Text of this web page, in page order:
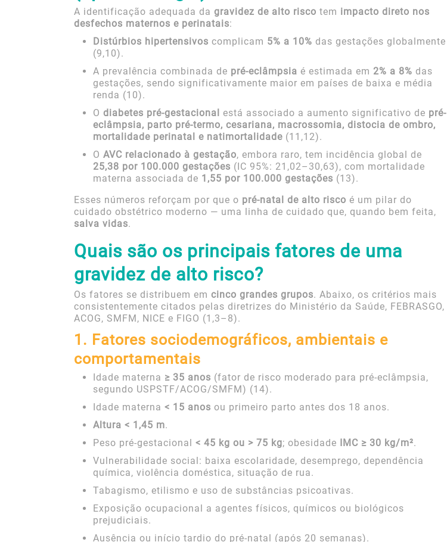
A identificação adequada da gravidez de alto risco tem impacto direto nos
desfechos maternos e perinatais:
Distúrbios hipertensivos complicam 5% a 10% das gestações globalmente
(9,10).
A prevalência combinada de pré-eclâmpsia é estimada em 2% a 8% das
gestações, sendo significativamente maior em países de baixa e média
renda (10).
O diabetes pré-gestacional está associado a aumento significativo de pré-
eclâmpsia, parto pré-termo, cesariana, macrossomia, distocia de ombro,
mortalidade perinatal e natimortalidade (11,12).
O AVC relacionado à gestação, embora raro, tem incidência global de
25,38 por 100.000 gestações (IC 95%: 21,02–30,63), com mortalidade
materna associada de 1,55 por 100.000 gestações (13).
Esses números reforçam por que o pré-natal de alto risco é um pilar do
cuidado obstétrico moderno — uma linha de cuidado que, quando bem feita,
salva vidas.
Quais são os principais fatores de uma
gravidez de alto risco?
Os fatores se distribuem em cinco grandes grupos. Abaixo, os critérios mais
consistentemente citados pelas diretrizes do Ministério da Saúde, FEBRASGO,
ACOG, SMFM, NICE e FIGO (1,3–8).
1. Fatores sociodemográficos, ambientais e
comportamentais
Idade materna ≥ 35 anos (fator de risco moderado para pré-eclâmpsia,
segundo USPSTF/ACOG/SMFM) (14).
Idade materna < 15 anos ou primeiro parto antes dos 18 anos.
Altura < 1,45 m.
Peso pré-gestacional < 45 kg ou > 75 kg; obesidade IMC ≥ 30 kg/m².
Vulnerabilidade social: baixa escolaridade, desemprego, dependência
química, violência doméstica, situação de rua.
Tabagismo, etilismo e uso de substâncias psicoativas.
Exposição ocupacional a agentes físicos, químicos ou biológicos
prejudiciais.
Ausência ou início tardio do pré-natal (após 20 semanas).